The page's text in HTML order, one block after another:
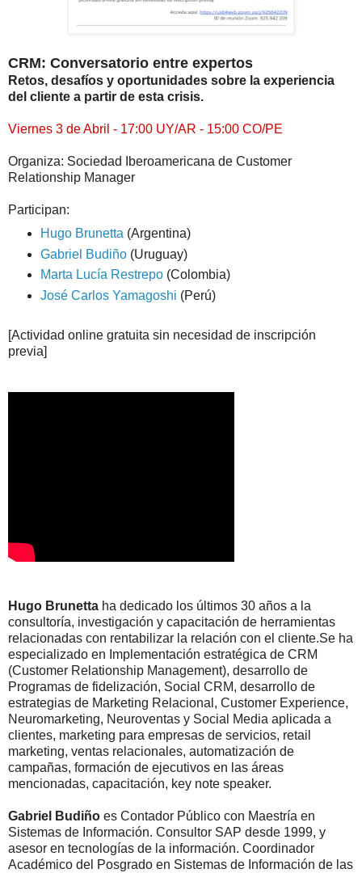
CRM: Conversatorio entre expertos
Retos, desafíos y oportunidades sobre la experiencia
del cliente a partir de esta crisis.
Viernes 3 de Abril - 17:00 UY/AR - 15:00 CO/PE
Organiza: Sociedad Iberoamericana de Customer
Relationship Manager
Participan:
Hugo Brunetta (Argentina)
Gabriel Budiño(Uruguay)
Marta Lucía Restrepo(Colombia)
José Carlos Yamagoshi (Perú)
[Actividad online gratuita sin necesidad de inscripción
previa]
Hugo Brunetta ha dedicado los últimos 30 años a la
consultoría, investigación y capacitación de herramientas
relacionadas con rentabilizar la relación con el cliente.Se ha
especializado en Implementación estratégica de CRM
(Customer Relationship Management), desarrollo de
Programas de fidelización, Social CRM, desarrollo de
estrategias de Marketing Relacional, Customer Experience,
Neuromarketing, Neuroventas y Social Media aplicada a
clientes, marketing para empresas de servicios, retail
marketing, ventas relacionales, automatización de
campañas, formación de ejecutivos en las áreas
mencionadas, capacitación, key note speaker.
Gabriel Budiño es Contador Público con Maestría en
Sistemas de Información. Consultor SAP desde 1999, y
asesor en tecnologías de la información. Coordinador
Académico del Posgrado en Sistemas de Información de las